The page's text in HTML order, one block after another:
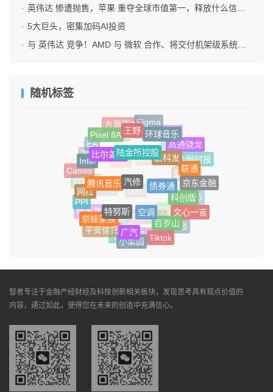
英伟达 惨遭抛售，苹果 重夺全球市值第一，释放什么信号？
5大巨头，密集加码AI投资
与 英伟达 竞争！AMD 与 微软 合作、将交付机架级系统Helios
随机标签
DOGE
杨振
方源资本Figma
卡牌
永辉
科技股
徐波
天齐锂业
EA
Pixel 8A 王野 环球音乐
高通骁龙
金融时报
碧桂园
湖人
养老
欧舒丹
Canoo
Intel
比尔盖茨陆金所控股
联科发
联通
京东金融
LED
宁波银行
Tapestry
月饼
桥水基金
PPI
网红
腾讯音乐 汽修
债券通
科创版
文心一言
产经
银发经济
平头哥
平安信托
奈娃家族
特努斯
空调
百岁山
Tiktok
小菜园
广汽
智者专注于金融产经财经及科技创新相关板块，发现思考具有观点价值的
内容，通过如此，使得您在未来的创造中充满信心。